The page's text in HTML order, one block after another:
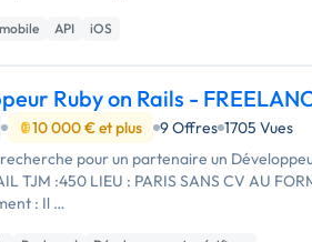
API iOS
Ruby on Rails -
10 000 € et plus 9 Offres 1705 Vues
pour un partenaire un
TJM :450 LIEU : PARIS SANS CV AU
: Il …